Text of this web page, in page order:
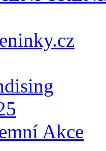
Akce